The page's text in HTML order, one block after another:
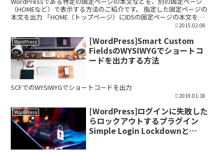
（HOMEなど）で表示する方法のご紹介です。 指定した固定ページの
本文を出力 「HOME（トップページ）にID5の固定ページの本文を表
2015.02.08
WordPress
[WordPress]Smart Custom
FieldsのWYSIWYGでショートコ
ードを出力する方法
SCFでのWYSIWYGでショートコードを出力
2019.01.18
WordPress
[WordPress]ログインに失敗した
らロックアウトするプラグイン
Simple Login Lockdownと